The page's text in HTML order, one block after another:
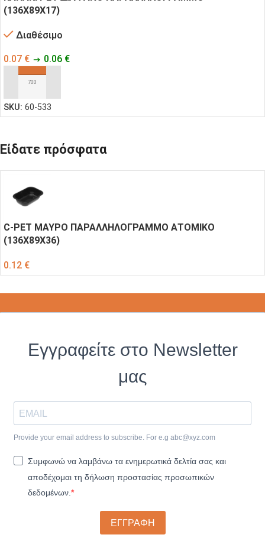
(136X89X17)
Διαθέσιμο
0.07 € 0.06 €
SKU: 60-533
Είδατε πρόσφατα
C-PET ΜΑΥΡΟ ΠΑΡΑΛΛΗΛΟΓΡΑΜΜΟ ΑΤΟΜΙΚΟ
(136X89X36)
0.12 €
Εγγραφείτε στο Newsletter
μας
Provide your email address to subscribe. For e.g abc@xyz.com
Συμφωνώ να λαμβάνω τα ενημερωτικά δελτία σας και
αποδέχομαι τη δήλωση προστασίας προσωπικών
δεδομένων.
ΕΓΓΡΑΦΗ